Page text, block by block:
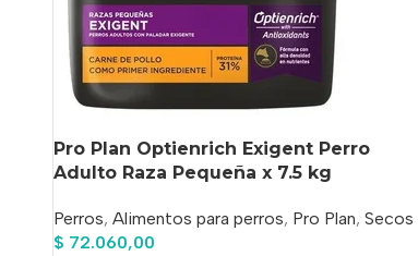
Pro Plan Optienrich Exigent Perro
Adulto Raza Pequeña x 7.5 kg
Perros, Alimentos para perros, Pro Plan, Secos
$ 72.060,00